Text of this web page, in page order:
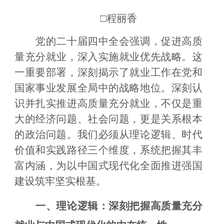
□程丽香
党的二十届四中全会强调，促进高质
量充分就业，深入实施就业优先战略。这
一重要部署，深刻揭示了就业工作在党和
国家事业发展全局中的战略地位。深刻认
识并扎实推进高质量充分就业，不仅是重
大的经济问题、社会问题，更是关系根本
的政治问题。我们必须从理论逻辑、时代
价值和实践路径三个维度，系统把握其丰
富内涵，为以中国式现代化全面推进强国
建设筑牢坚实根基。
一、理论逻辑：深刻把握高质量充分